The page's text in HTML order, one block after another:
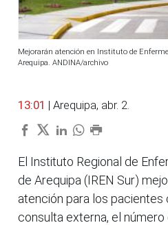
Mejorarán atención en Instituto de
Arequipa. ANDINA/archivo
13:01 | Arequipa, abr. 2.
El Instituto Regional de
de Arequipa (IREN Sur)
atención para los pacientes
consulta externa, el